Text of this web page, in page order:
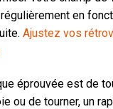
en
Ajustez vos
éprouvée est de
ou de tourner, un